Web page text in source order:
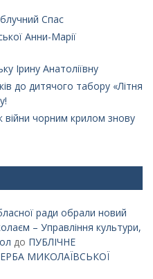
Спас
Анни-Марії
Ірину Анатоліївну
до дитячого табору «Літня
війни чорним крилом знову
ради обрали новий
– Управління культури,
до ПУБЛІЧНЕ
МИКОЛАЇВСЬКОЇ